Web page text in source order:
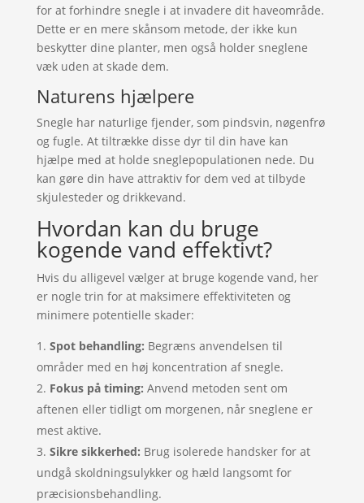
for at forhindre snegle i at invadere dit haveområde.
Dette er en mere skånsom metode, der ikke kun
beskytter dine planter, men også holder sneglene
væk uden at skade dem.
Naturens hjælpere
Snegle har naturlige fjender, som pindsvin, nøgenfrø
og fugle. At tiltrække disse dyr til din have kan
hjælpe med at holde sneglepopulationen nede. Du
kan gøre din have attraktiv for dem ved at tilbyde
skjulesteder og drikkevand.
Hvordan kan du bruge
kogende vand effektivt?
Hvis du alligevel vælger at bruge kogende vand, her
er nogle trin for at maksimere effektiviteten og
minimere potentielle skader:
Spot behandling: Begræns anvendelsen til
områder med en høj koncentration af snegle.
Fokus på timing: Anvend metoden sent om
aftenen eller tidligt om morgenen, når sneglene er
mest aktive.
Sikre sikkerhed: Brug isolerede handsker for at
undgå skoldningsulykker og hæld langsomt for
præcisionsbehandling.